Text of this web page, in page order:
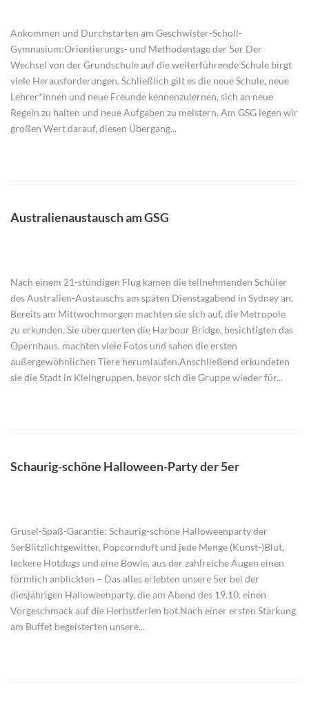
Ankommen und Durchstarten am Geschwister-Scholl-
Gymnasium:Orientierungs- und Methodentage der 5er Der
Wechsel von der Grundschule auf die weiterführende Schule birgt
viele Herausforderungen. Schließlich gilt es die neue Schule, neue
Lehrer*innen und neue Freunde kennenzulernen, sich an neue
Regeln zu halten und neue Aufgaben zu meistern. Am GSG legen wir
großen Wert darauf, diesen Übergang...
Australienaustausch am GSG
Nach einem 21-stündigen Flug kamen die teilnehmenden Schüler
des Australien-Austauschs am späten Dienstagabend in Sydney an.
Bereits am Mittwochmorgen machten sie sich auf, die Metropole
zu erkunden. Sie überquerten die Harbour Bridge, besichtigten das
Opernhaus, machten viele Fotos und sahen die ersten
außergewöhnlichen Tiere herumlaufen.Anschließend erkundeten
sie die Stadt in Kleingruppen, bevor sich die Gruppe wieder für...
Schaurig-schöne Halloween-Party der 5er
Grusel-Spaß-Garantie: Schaurig-schöne Halloweenparty der
5erBlitzlichtgewitter, Popcornduft und jede Menge (Kunst-)Blut,
leckere Hotdogs und eine Bowle, aus der zahlreiche Augen einen
förmlich anblickten – Das alles erlebten unsere 5er bei der
diesjährigen Halloweenparty, die am Abend des 19.10. einen
Vorgeschmack auf die Herbstferien bot.Nach einer ersten Stärkung
am Buffet begeisterten unsere...